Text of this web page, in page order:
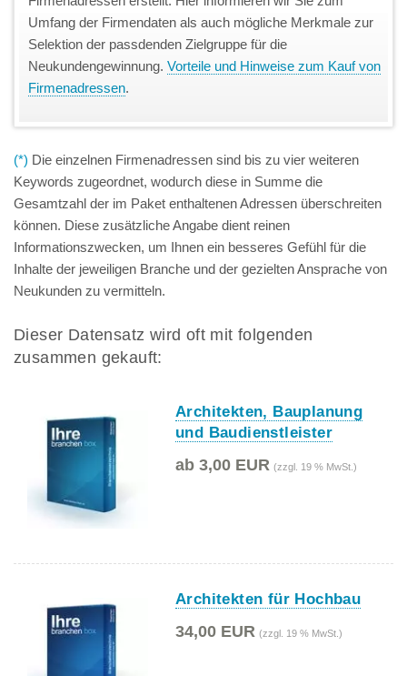
Umfang der Firmendaten als auch mögliche Merkmale zur
Selektion der passdenden Zielgruppe für die
Neukundengewinnung. Vorteile und Hinweise zum Kauf von
Firmenadressen.
(*) Die einzelnen Firmenadressen sind bis zu vier weiteren
Keywords zugeordnet, wodurch diese in Summe die
Gesamtzahl der im Paket enthaltenen Adressen überschreiten
können. Diese zusätzliche Angabe dient reinen
Informationszwecken, um Ihnen ein besseres Gefühl für die
Inhalte der jeweiligen Branche und der gezielten Ansprache von
Neukunden zu vermitteln.
Dieser Datensatz wird oft mit folgenden
zusammen gekauft:
Architekten, Bauplanung
und Baudienstleister
ab 3,00 EUR (zzgl. 19 % MwSt.)
Architekten für Hochbau
34,00 EUR (zzgl. 19 % MwSt.)